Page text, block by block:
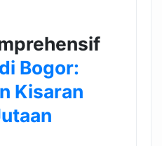
Bogor:
Kisaran